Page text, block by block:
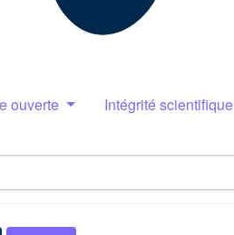
ouverte Intégrité scientifique